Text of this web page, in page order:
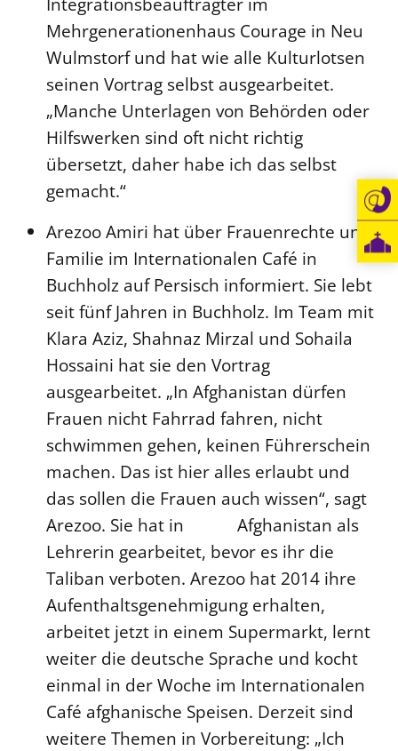
Mehrgenerationenhaus Courage in Neu
Wulmstorf und hat wie alle Kulturlotsen
seinen Vortrag selbst ausgearbeitet.
„Manche Unterlagen von Behörden oder
Hilfswerken sind oft nicht richtig
übersetzt, daher habe ich das selbst
gemacht.“
Arezoo Amiri hat über Frauenrechte und
Familie im Internationalen Café in
Buchholz auf Persisch informiert. Sie lebt
seit fünf Jahren in Buchholz. Im Team mit
Klara Aziz, Shahnaz Mirzal und Sohaila
Hossaini hat sie den Vortrag
ausgearbeitet. „In Afghanistan dürfen
Frauen nicht Fahrrad fahren, nicht
schwimmen gehen, keinen Führerschein
machen. Das ist hier alles erlaubt und
das sollen die Frauen auch wissen“, sagt
Arezoo. Sie hat in Afghanistan als
Lehrerin gearbeitet, bevor es ihr die
Taliban verboten. Arezoo hat 2014 ihre
Aufenthaltsgenehmigung erhalten,
arbeitet jetzt in einem Supermarkt, lernt
weiter die deutsche Sprache und kocht
einmal in der Woche im Internationalen
Café afghanische Speisen. Derzeit sind
weitere Themen in Vorbereitung: „Ich